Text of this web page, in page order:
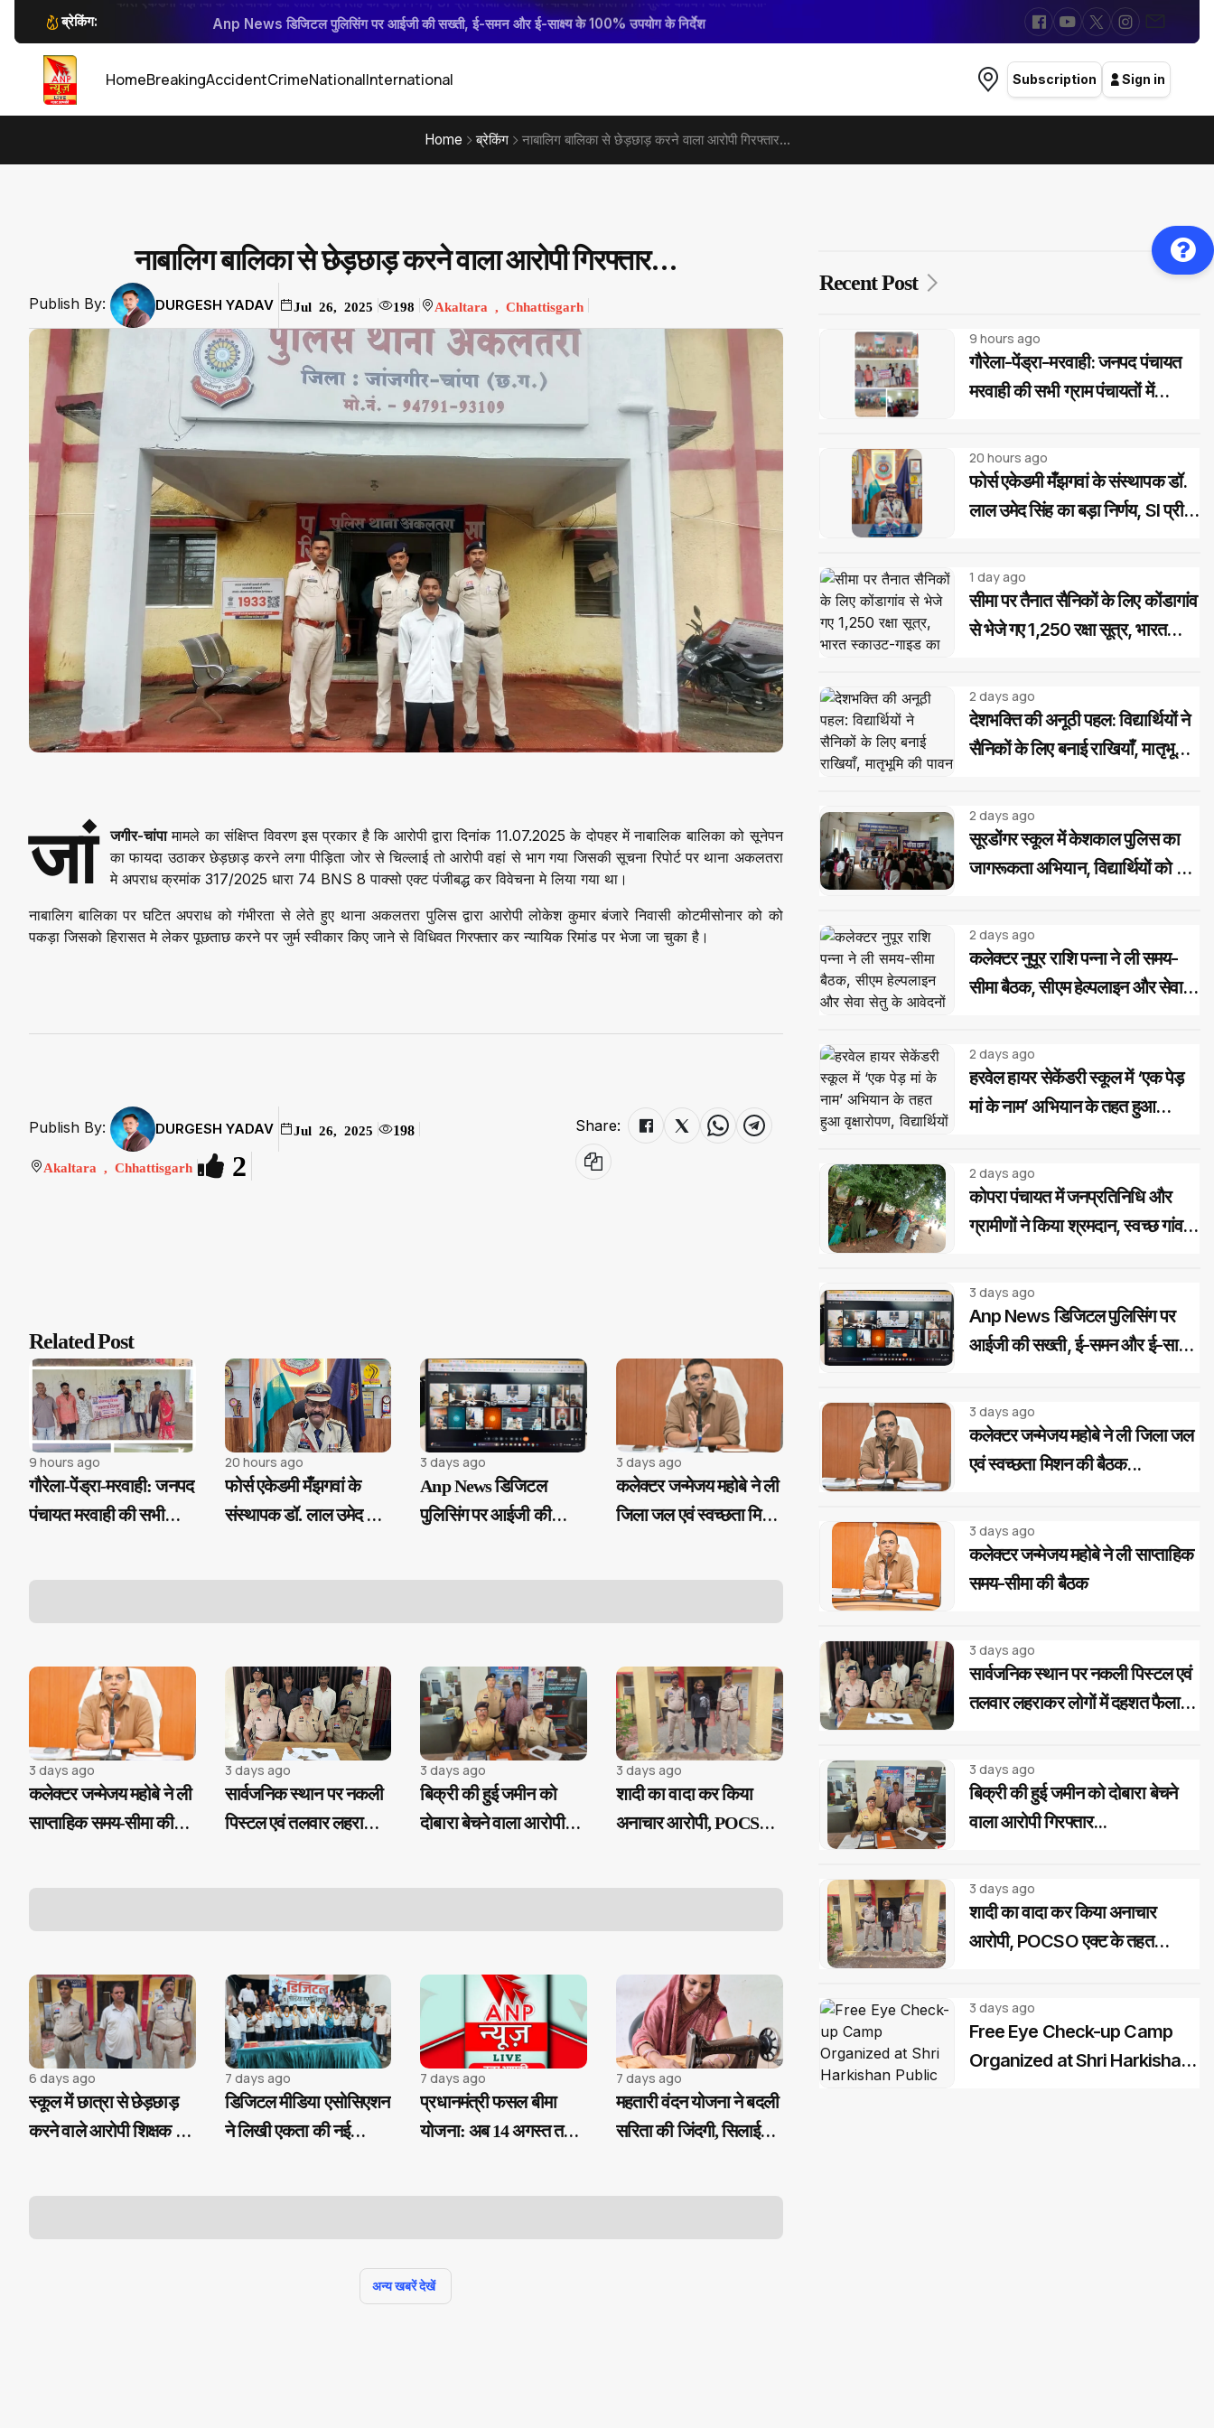
ब्रेकिंग:
Anp News डिजिटल पुलिसिंग पर आईजी की सख्ती, ई-समन और ई-साक्ष्य के 100% उपयोग के निर्देश
कलेक्टर जन्मेजय महोबे ने ली जिला जल एवं स्वच्छता मिशन की बैठक...
कलेक्टर जन्मेजय महोबे ने ली साप्ताहिक समय-सीमा की बैठक
सार्वजनिक स्थान पर नकली पिस्टल एवं तलवार लहराकर लोगों में दहशत फैलाने वाले 02 आरोपी गिरफ्तार...
HomeBreakingAccidentCrimeNationalInternational Subscription Sign in
Home ब्रेकिंग नाबालिग बालिका से छेड़छाड़ करने वाला आरोपी गिरफ्तार...
नाबालिग बालिका से छेड़छाड़ करने वाला आरोपी गिरफ्तार...
Publish By: DURGESH YADAV Jul 26, 2025 198 Akaltara , Chhattisgarh
जां जगीर-चांपामामले का संक्षिप्त विवरण इस प्रकार है कि आरोपी द्वारा दिनांक 11.07.2025 के दोपहर में नाबालिक बालिका को सूनेपन
का फायदा उठाकर छेड़छाड़ करने लगा पीड़िता जोर से चिल्लाई तो आरोपी वहां से भाग गया जिसकी सूचना रिपोर्ट पर थाना अकलतरा
मे अपराध क्रमांक 317/2025 धारा 74 BNS 8 पाक्सो एक्ट पंजीबद्ध कर विवेचना मे लिया गया था।
नाबालिग बालिका पर घटित अपराध को गंभीरता से लेते हुए थाना अकलतरा पुलिस द्वारा आरोपी लोकेश कुमार बंजारे निवासी कोटमीसोनार को को
पकड़ा जिसको हिरासत मे लेकर पूछताछ करने पर जुर्म स्वीकार किए जाने से विधिवत गिरफ्तार कर न्यायिक रिमांड पर भेजा जा चुका है।
Publish By: DURGESH YADAV Jul 26, 2025 198
Akaltara , Chhattisgarh 2
Share:
Related Post
9 hours ago
गौरेला-पेंड्रा-मरवाही: जनपद
पंचायत मरवाही की सभी
20 hours ago
फोर्स एकेडमी मँझगवां के
संस्थापक डॉ. लाल उमेद सिंह
3 days ago
Anp News डिजिटल
पुलिसिंग पर आईजी की
3 days ago
कलेक्टर जन्मेजय महोबे ने ली
जिला जल एवं स्वच्छता मिशन
3 days ago
कलेक्टर जन्मेजय महोबे ने ली
साप्ताहिक समय-सीमा की
3 days ago
सार्वजनिक स्थान पर नकली
पिस्टल एवं तलवार लहराकर
3 days ago
बिक्री की हुई जमीन को
दोबारा बेचने वाला आरोपी
3 days ago
शादी का वादा कर किया
अनाचार आरोपी, POCSO
6 days ago
स्कूल में छात्रा से छेड़छाड़
करने वाले आरोपी शिक्षक चंद
7 days ago
डिजिटल मीडिया एसोसिएशन
ने लिखी एकता की नई
7 days ago
प्रधानमंत्री फसल बीमा
योजना: अब 14 अगस्त तक
7 days ago
महतारी वंदन योजना ने बदली
सरिता की जिंदगी, सिलाई
अन्य खबरें देखें
Recent Post
9 hours ago
गौरेला-पेंड्रा-मरवाही: जनपद पंचायत
मरवाही की सभी ग्राम पंचायतों में
आवास दिवस का आयोजन
20 hours ago
फोर्स एकेडमी मँझगवां के संस्थापक डॉ.
लाल उमेद सिंह का बड़ा निर्णय, SI प्री
निःशुल्क कोचिंग और आवासीय सुविधा
1 day ago
सीमा पर तैनात सैनिकों के लिए कोंडागांव
से भेजे गए 1,250 रक्षा सूत्र, भारत
2 days ago
देशभक्ति की अनूठी पहल: विद्यार्थियों ने
सैनिकों के लिए बनाई राखियाँ, मातृभूमि
2 days ago
सूरडोंगर स्कूल में केशकाल पुलिस का
जागरूकता अभियान, विद्यार्थियों को दिए
2 days ago
कलेक्टर नुपूर राशि पन्ना ने ली समय-
सीमा बैठक, सीएम हेल्पलाइन और सेवा
दिए निर्देश
2 days ago
हरवेल हायर सेकेंडरी स्कूल में ‘एक पेड़
मां के नाम’ अभियान के तहत हुआ
सुरक्षा का संकल्प
2 days ago
कोपरा पंचायत में जनप्रतिनिधि और
ग्रामीणों ने किया श्रमदान, स्वच्छ गांव
3 days ago
Anp News डिजिटल पुलिसिंग पर
आईजी की सख्ती, ई-समन और ई-साक्ष्य
3 days ago
कलेक्टर जन्मेजय महोबे ने ली जिला जल
एवं स्वच्छता मिशन की बैठक...
3 days ago
कलेक्टर जन्मेजय महोबे ने ली साप्ताहिक
समय-सीमा की बैठक
3 days ago
सार्वजनिक स्थान पर नकली पिस्टल एवं
तलवार लहराकर लोगों में दहशत फैलाने
3 days ago
बिक्री की हुई जमीन को दोबारा बेचने
वाला आरोपी गिरफ्तार...
3 days ago
शादी का वादा कर किया अनाचार
आरोपी, POCSO एक्ट के तहत
3 days ago
Free Eye Check-up Camp
Organized at Shri Harkishan